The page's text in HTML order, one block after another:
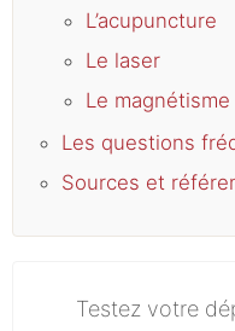
L’acupuncture
Le laser
Le magnétisme
Les questions
Sources et
Testez votre